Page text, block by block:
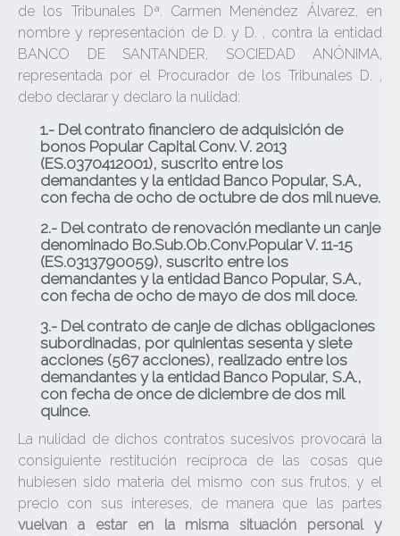
de los Tribunales Dª. Carmen Menéndez Álvarez, en
nombre y representación de D. y D. , contra la entidad
BANCO DE SANTANDER, SOCIEDAD ANÓNIMA,
representada por el Procurador de los Tribunales D. ,
debo declarar y declaro la nulidad:
1.- Delcontrato financiero de adquisición de
bonos Popular Capital Conv. V. 2013
(ES.0370412001), suscrito entre los
demandantes y la entidad Banco Popular, S.A.,
con fecha de ocho de octubre de dos mil nueve.
2.- Del contrato de renovación mediante un canje
denominado Bo.Sub.Ob.Conv.Popular V. 11-15
(ES.0313790059), suscrito entre los
demandantes y la entidad Banco Popular, S.A.,
con fecha de ocho de mayo de dos mil doce.
3.- Del contrato de canje de dichas obligaciones
subordinadas, por quinientas sesenta y siete
acciones (567 acciones), realizado entre los
demandantes y la entidad Banco Popular, S.A.,
con fecha de once de diciembre de dos mil
quince.
La nulidad de dichos contratos sucesivos provocará la
consiguiente restitución recíproca de las cosas que
hubiesen sido materia del mismo con sus frutos, y el
precio con sus intereses, de manera que las partes
vuelvan a estar en la misma situación personal y